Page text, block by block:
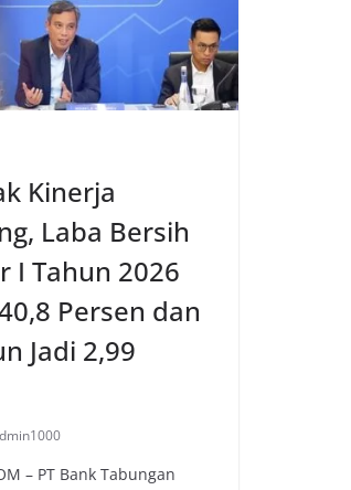
Kinerja
Laba Bersih
I Tahun 2026
Persen dan
Jadi 2,99
– PT Bank Tabungan